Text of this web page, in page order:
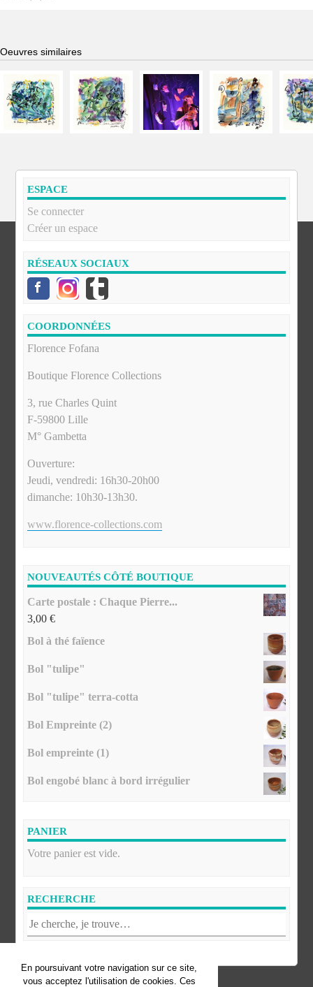
En poursuivant votre navigation sur ce site,
vous acceptez l'utilisation de cookies. Ces
Oeuvres similaires
ESPACE
Se connecter
Créer un espace
RÉSEAUX SOCIAUX
COORDONNÉES
Florence Fofana
Boutique Florence Collections
3, rue Charles Quint
F-59800 Lille
M° Gambetta
Ouverture:
Jeudi, vendredi: 16h30-20h00
dimanche: 10h30-13h30.
www.florence-collections.com
NOUVEAUTÉS CÔTÉ BOUTIQUE
Carte postale : Chaque Pierre...
3,00€
Bol à thé faïence
Bol "tulipe"
Bol "tulipe" terra-cotta
Bol Empreinte (2)
Bol empreinte (1)
Bol engobé blanc à bord irrégulier
PANIER
Votre panier est vide.
RECHERCHE